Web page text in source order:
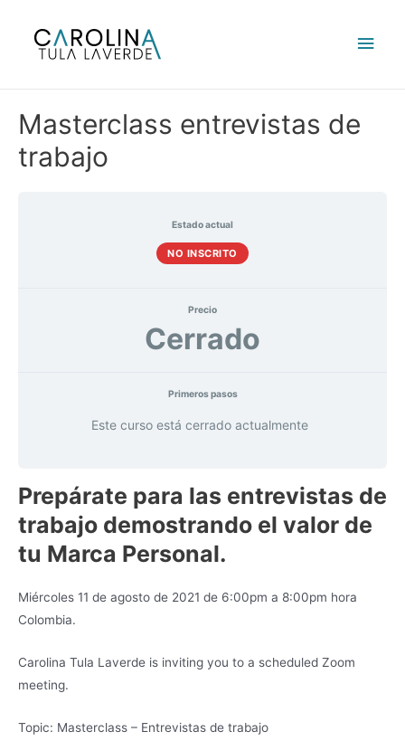
contenido
Masterclass entrevistas de
trabajo
Estado actual
NO INSCRITO
Precio
Cerrado
Primeros pasos
Este curso está cerrado actualmente
Prepárate para las entrevistas de
trabajo demostrando el valor de
tu Marca Personal.
Miércoles 11 de agosto de 2021 de 6:00pm a 8:00pm hora
Colombia.
Carolina Tula Laverde is inviting you to a scheduled Zoom
meeting.
Topic: Masterclass – Entrevistas de trabajo